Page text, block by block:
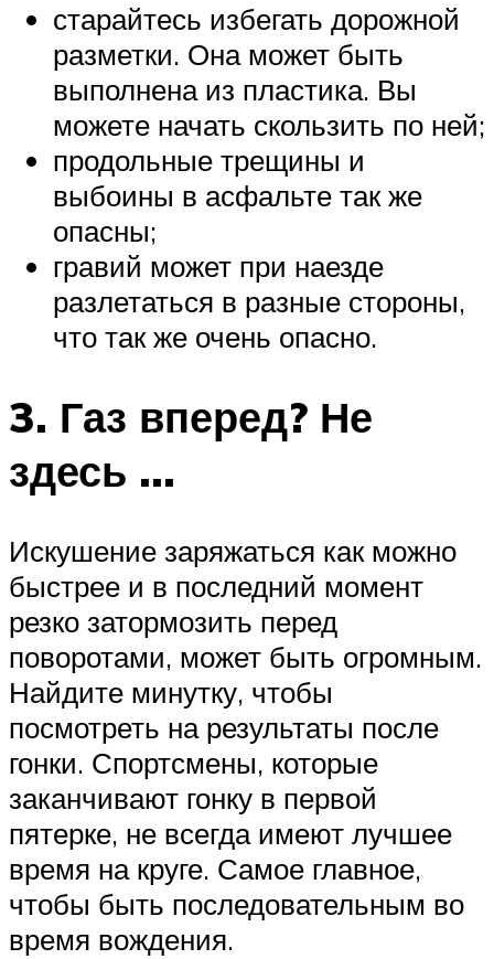
старайтесь избегать дорожной
разметки. Она может быть
выполнена из пластика. Вы
можете начать скользить по ней;
продольные трещины и
выбоины в асфальте так же
опасны;
гравий может при наезде
разлетаться в разные стороны,
что так же очень опасно.
3. Газ вперед? Не
здесь …
Искушение заряжаться как можно
быстрее и в последний момент
резко затормозить перед
поворотами, может быть огромным.
Найдите минутку, чтобы
посмотреть на результаты после
гонки. Спортсмены, которые
заканчивают гонку в первой
пятерке, не всегда имеют лучшее
время на круге. Самое главное,
чтобы быть последовательным во
время вождения.